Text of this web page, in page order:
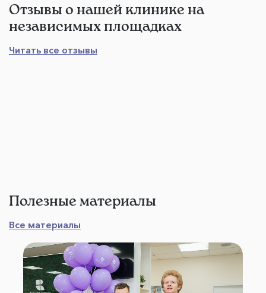
Отзывы о нашей клинике на
независимых площадках
Читать все отзывы
Полезные материалы
Все материалы